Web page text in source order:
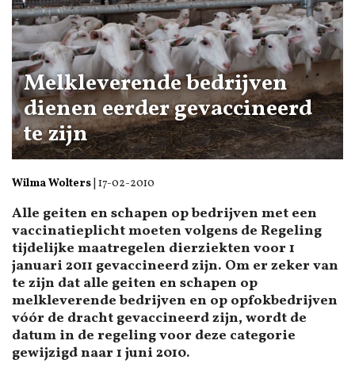
Melkleverende bedrijven
dienen eerder gevaccineerd
te zijn
Wilma Wolters 17-02-2010
Alle geiten en schapen op bedrijven met een
vaccinatieplicht moeten volgens de Regeling
tijdelijke maatregelen dierziekten voor 1
januari 2011 gevaccineerd zijn. Om er zeker van
te zijn dat alle geiten en schapen op
melkleverende bedrijven en op opfokbedrijven
vóór de dracht gevaccineerd zijn, wordt de
datum in de regeling voor deze categorie
gewijzigd naar 1 juni 2010.